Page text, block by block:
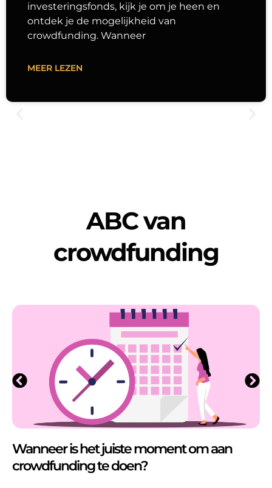
investeringsfonds, kijk je om je heen en
ontdek je de mogelijkheid van
crowdfunding. Wanneer
MEER LEZEN
ABC van
crowdfunding
Wanneer is het juiste moment om aan
crowdfunding te doen?